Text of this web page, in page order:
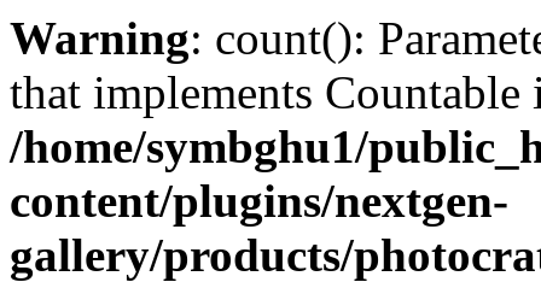
Warning: count():
that implements Countable
/home/symbghu1/
content/plugins/nextgen-
gallery/products/